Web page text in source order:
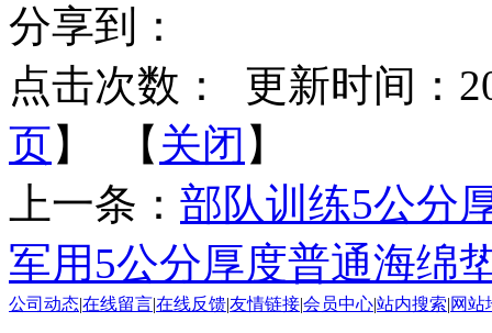
分享到：
点击次数：
更新时间：
页】 【 关闭 】
上一条： 部队训练5公分
军用5公分厚度普通海绵
公司动态|在线留言|在线反馈|友情链接|会员中心|站内搜索|网站